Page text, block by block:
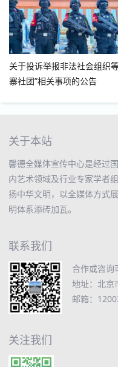
关于投诉举报非法社会组织
寨社团”相关事项的公告
关于本站
馨德全媒体宣传中心是经过
内艺术领域及行业专家学者
扬中华文明，以全媒体方式
明体系添砖加瓦。
联系我们
合作或咨询
地址：北京
邮箱：
关注我们